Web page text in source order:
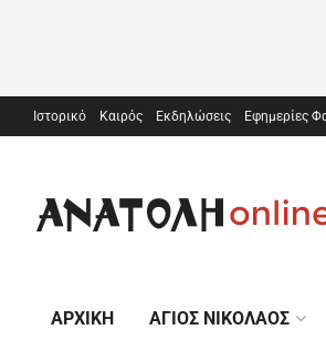
Ιστορικό Καιρός Εκδηλώσεις Εφημερίες
ΑΡΧΙΚΉ ΆΓΙΟΣ ΝΙΚΌΛΑΟΣ